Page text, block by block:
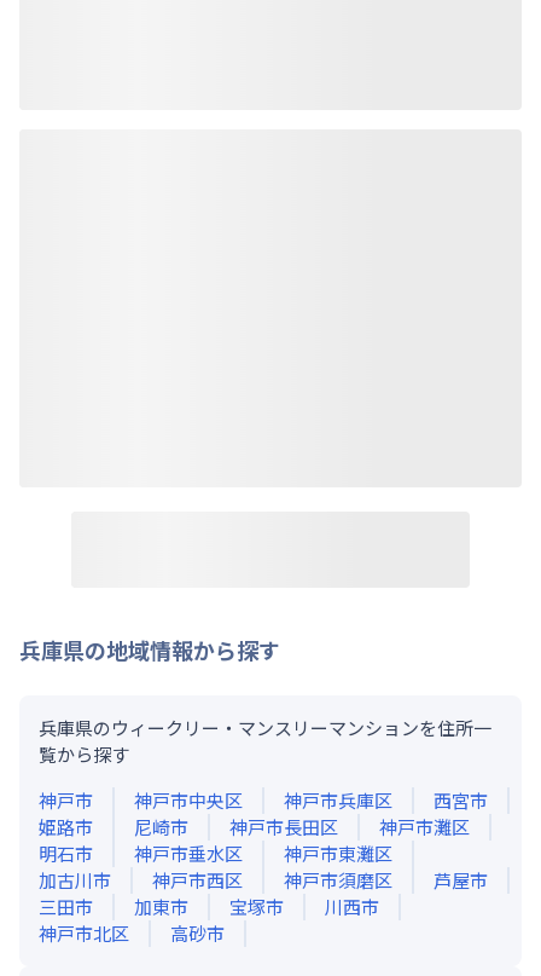
兵庫県の地域情報から探す
兵庫県のウィークリー・マンスリーマンションを住所一
覧から探す
神戸市
神戸市中央区 神戸市兵庫区
西宮市
姫路市
尼崎市 神戸市長田区
神戸市灘区
明石市
神戸市垂水区
神戸市東灘区
加古川市
神戸市西区 神戸市須磨区
芦屋市
三田市
加東市 宝塚市
川西市
神戸市北区
高砂市